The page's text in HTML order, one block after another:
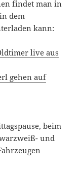
findet man in
dem
kann:
live aus
gehen auf
beim
und